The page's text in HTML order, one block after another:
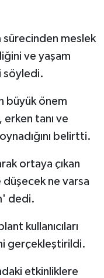
meslek
ve yaşam
söyledi.
büyük önem
erken tanı ve
belirtti.
ortaya çıkan
düşecek ne varsa
dedi.
kullanıcıları
gerçekleştirildi.
etkinliklere